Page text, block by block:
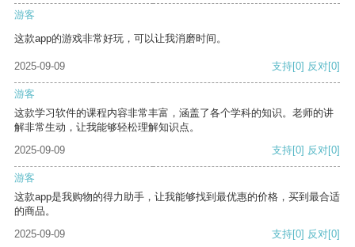
游客
这款app的游戏非常好玩，可以让我消磨时间。
2025-09-09 支持[0] 反对[0]
游客
这款学习软件的课程内容非常丰富，涵盖了各个学科的知识。老师的讲
解非常生动，让我能够轻松理解知识点。
2025-09-09
支持[0] 反对[0]
游客
这款app是我购物的得力助手，让我能够找到最优惠的价格，买到最合适
的商品。
2025-09-09
支持[0] 反对[0]